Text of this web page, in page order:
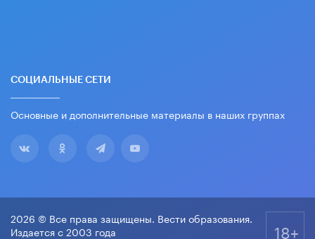
СОЦИАЛЬНЫЕ СЕТИ
Основные и дополнительные материалы в наших группах
2026 © Все права защищены. Вести образования.
Издается с 2003 года
18+